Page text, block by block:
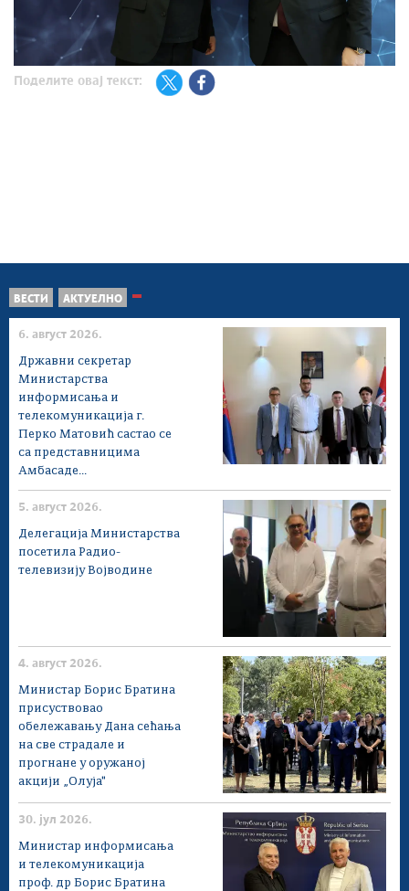
Поделите овај текст:
ВЕСТИ АКТУЕЛНО
6. август 2026.
Државни секретар
Министарства
информисања и
телекомуникација г.
Перко Матовић састао се
са представницима
Амбасаде...
5. август 2026.
Делегација Министарства
посетила Радио-
телевизију Војводине
4. август 2026.
Министар Борис Братина
присуствовао
обележавању Дана сећања
на све страдале и
прогнане у оружаној
акцији „Олуја"
30. јул 2026.
Министар информисања
и телекомуникација
проф. др Борис Братина